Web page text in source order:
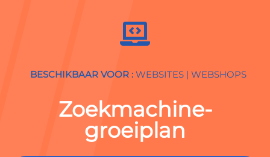


Webshop

Drukwerk


BESCHIKBAAR VOOR : WEBSITES| WEBSHOPS
Zoekmachine-
groeiplan